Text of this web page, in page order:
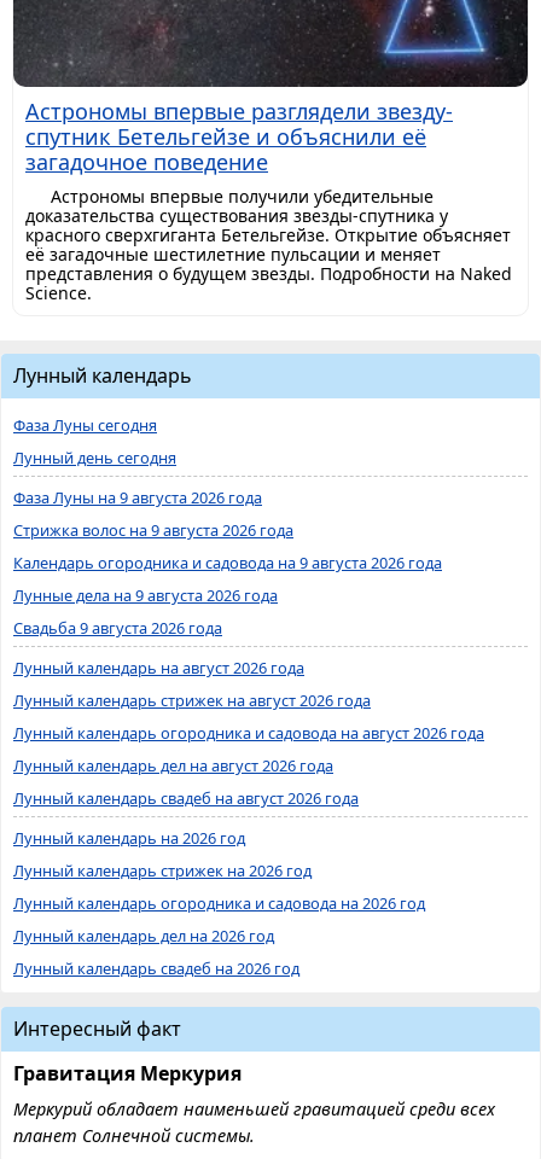
Астрономы впервые разглядели звезду-
спутник Бетельгейзе и объяснили её
загадочное поведение
Астрономы впервые получили убедительные
доказательства существования звезды-спутника у
красного сверхгиганта Бетельгейзе. Открытие объясняет
её загадочные шестилетние пульсации и меняет
представления о будущем звезды. Подробности на Naked
Science.
Лунный календарь
Фаза Луны сегодня
Лунный день сегодня
Фаза Луны на 9 августа 2026 года
Стрижка волос на 9 августа 2026 года
Календарь огородника и садовода на 9 августа 2026 года
Лунные дела на 9 августа 2026 года
Свадьба 9 августа 2026 года
Лунный календарь на август 2026 года
Лунный календарь стрижек на август 2026 года
Лунный календарь огородника и садовода на август 2026 года
Лунный календарь дел на август 2026 года
Лунный календарь свадеб на август 2026 года
Лунный календарь на 2026 год
Лунный календарь стрижек на 2026 год
Лунный календарь огородника и садовода на 2026 год
Лунный календарь дел на 2026 год
Лунный календарь свадеб на 2026 год
Интересный факт
Гравитация Меркурия
Меркурий обладает наименьшей гравитацией среди всех
планет Солнечной системы.